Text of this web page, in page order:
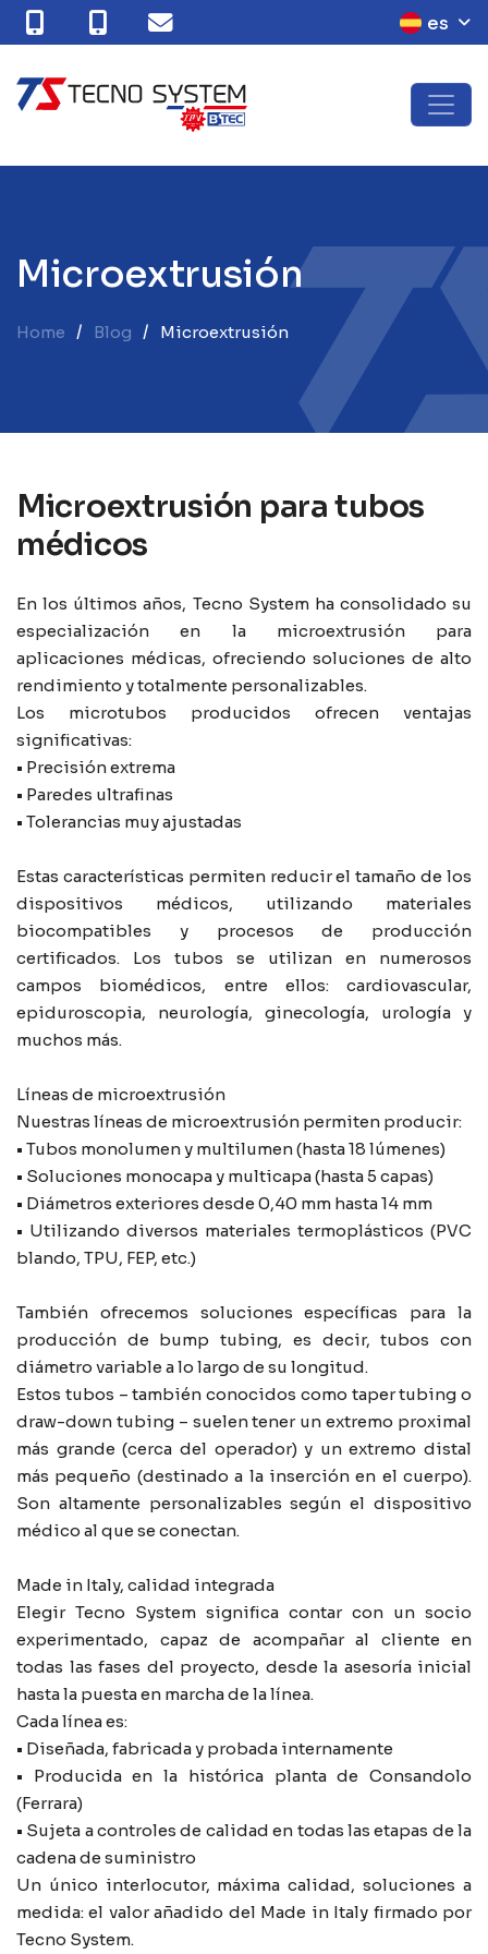
es
Microextrusión
Home Blog Microextrusión
Microextrusión para tubos
médicos
En los últimos años, Tecno System ha consolidado su
especialización en la microextrusión para
aplicaciones médicas, ofreciendo soluciones de alto
rendimiento y totalmente personalizables.
Los microtubos producidos ofrecen ventajas
significativas:
• Precisión extrema
• Paredes ultrafinas
• Tolerancias muy ajustadas
Estas características permiten reducir el tamaño de los
dispositivos médicos, utilizando materiales
biocompatibles y procesos de producción
certificados. Los tubos se utilizan en numerosos
campos biomédicos, entre ellos: cardiovascular,
epiduroscopia, neurología, ginecología, urología y
muchos más.
Líneas de microextrusión
Nuestras líneas de microextrusión permiten producir:
• Tubos monolumen y multilumen (hasta 18 lúmenes)
• Soluciones monocapa y multicapa (hasta 5 capas)
• Diámetros exteriores desde 0,40 mm hasta 14 mm
• Utilizando diversos materiales termoplásticos (PVC
blando, TPU, FEP, etc.)
También ofrecemos soluciones específicas para la
producción de bump tubing, es decir, tubos con
diámetro variable a lo largo de su longitud.
Estos tubos – también conocidos como taper tubing o
draw-down tubing – suelen tener un extremo proximal
más grande (cerca del operador) y un extremo distal
más pequeño (destinado a la inserción en el cuerpo).
Son altamente personalizables según el dispositivo
médico al que se conectan.
Made in Italy, calidad integrada
Elegir Tecno System significa contar con un socio
experimentado, capaz de acompañar al cliente en
todas las fases del proyecto, desde la asesoría inicial
hasta la puesta en marcha de la línea.
Cada línea es:
• Diseñada, fabricada y probada internamente
• Producida en la histórica planta de Consandolo
(Ferrara)
• Sujeta a controles de calidad en todas las etapas de la
cadena de suministro
Un único interlocutor, máxima calidad, soluciones a
medida: el valor añadido del Made in Italy firmado por
Tecno System.